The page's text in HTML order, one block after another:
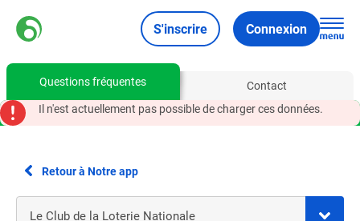
S'inscrire Connexion
Questions fréquentes
Contact
Il n'est actuellement pas possible de charger ces données.
Retour à Notre app